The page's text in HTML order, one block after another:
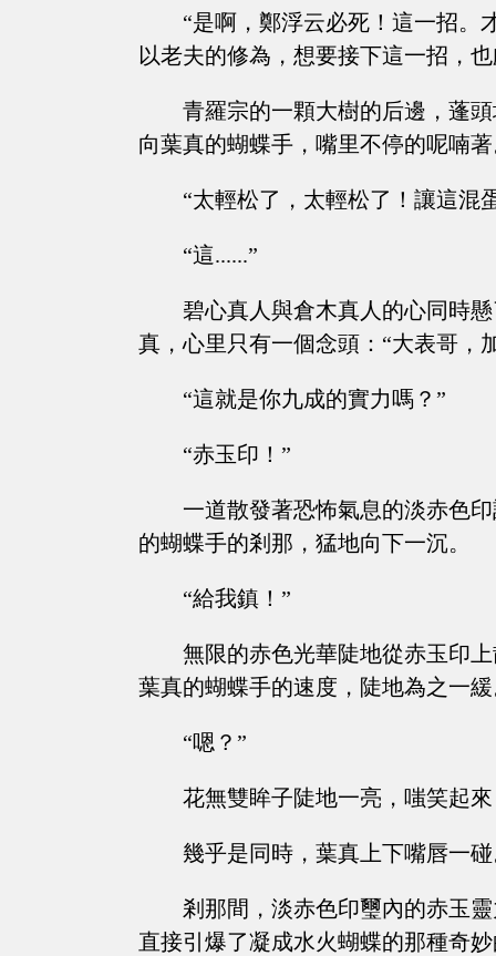
“是啊，鄭浮云必死！這一招。
以老夫的修為，想要接下這一招，
青羅宗的一顆大樹的后邊，蓬
向葉真的蝴蝶手，嘴里不停的呢喃
“太輕松了，太輕松了！讓這混
“這......”
碧心真人與倉木真人的心同時
真，心里只有一個念頭：“大表哥，
“這就是你九成的實力嗎？”
“赤玉印！”
一道散發著恐怖氣息的淡赤色
的蝴蝶手的剎那，猛地向下一沉。
“給我鎮！”
無限的赤色光華陡地從赤玉印
葉真的蝴蝶手的速度，陡地為之一
“嗯？”
花無雙眸子陡地一亮，嗤笑起
幾乎是同時，葉真上下嘴唇一
剎那間，淡赤色印璽內的赤玉
直接引爆了凝成水火蝴蝶的那種奇